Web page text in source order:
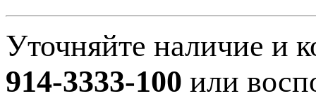
Уточняйте наличие и
914-3333-100 или